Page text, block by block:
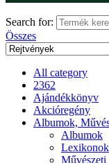
Search for:
Összes
All category
2362
Ajándékkönyv
Akcióregény
Albumok,
Albumok
Lexikonok